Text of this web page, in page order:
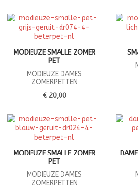
MODIEUZE SMALLE ZOMER
PET
MODIEUZE DAMES
ZOMERPETTEN
€ 20,00
MODIEUZE SMALLE ZOMER
PET
MODIEUZE DAMES
ZOMERPETTEN